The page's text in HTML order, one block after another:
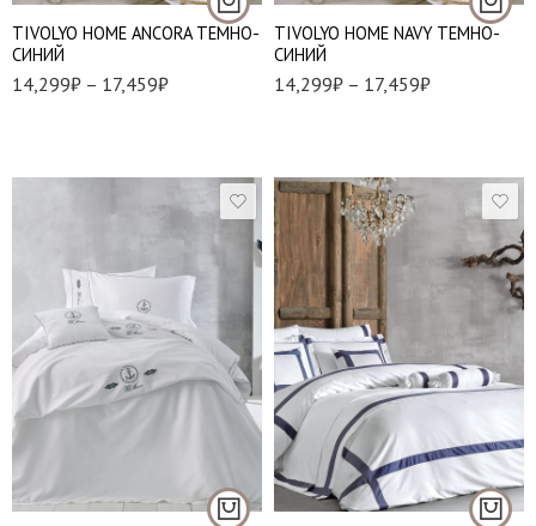
TIVOLYO HOME ANCORA ТЕМНО-
СИНИЙ
14,299₽ – 17,459₽
TIVOLYO HOME NAVY ТЕМНО-
СИНИЙ
14,299₽ – 17,459₽
1,5 спальный
Евро стандарт
Евро макси
Семейный